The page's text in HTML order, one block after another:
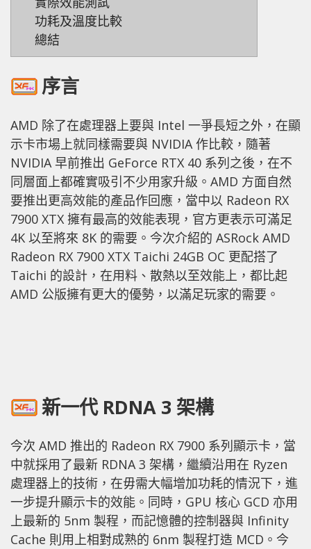
功耗及溫度比較
總結
序言
AMD 除了在處理器上要與 Intel 一爭長短之外，在顯
示卡市場上就同樣需要與 NVIDIA 作比較，隨著
NVIDIA 早前推出 GeForce RTX 40 系列之後，在不
同層面上都確實吸引不少用家升級。AMD 方面自然
要推出更高效能的產品作回應，當中以 Radeon RX
7900 XTX 擁有最高的效能表現，官方更表示可滿足
4K 以至將來 8K 的需要。今次介紹的 ASRock AMD
Radeon RX 7900 XTX Taichi 24GB OC 更配搭了
Taichi 的設計，在用料、散熱以至效能上，都比起
AMD 公版擁有更大的優勢，以滿足玩家的需要。
新一代 RDNA 3 架構
今次 AMD 推出的 Radeon RX 7900 系列顯示卡，當
中就採用了最新 RDNA 3 架構，繼續沿用在 Ryzen
處理器上的技術，在毋需大幅增加功耗的情況下，進
一步提升顯示卡的效能。同時，GPU 核心 GCD 亦用
上最新的 5nm 製程，而記憶體的控制器與 Infinity
Cache 則用上相對成熟的 6nm 製程打造 MCD。今